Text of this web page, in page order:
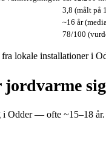
3,8 (målt på
~16 år
78/100
lokale installationer i
i Odder — ofte ~15–18